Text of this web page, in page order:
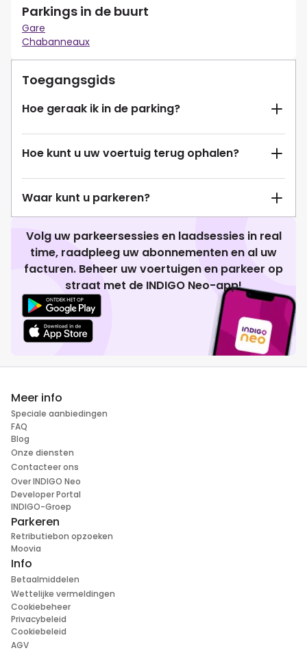
Parkings in de buurt
Gare
Chabanneaux
Toegangsgids
Hoe geraak ik in de parking?
Hoe kunt u uw voertuig terug ophalen?
Waar kunt u parkeren?
Volg uw parkeersessies en laadsessies in real
time, raadpleeg uw abonnementen en al uw
facturen. Beheer uw voertuigen en parkeer op
straat met de INDIGO Neo-app!
Meer info
Speciale aanbiedingen
FAQ
Blog
Onze diensten
Contacteer ons
Over INDIGO Neo
Developer Portal
INDIGO-Groep
Parkeren
Retributiebon opzoeken
Moovia
Info
Betaalmiddelen
Wettelijke vermeldingen
Cookiebeheer
Privacybeleid
Cookiebeleid
AGV